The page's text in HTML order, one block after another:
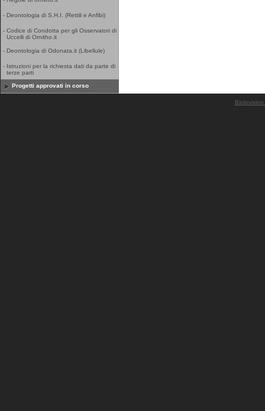
- Deontologia di S.H.I. (Rettili e Anfibi)
- Codice di Condotta per gli Osservatori di
Uccelli di Ornitho.it
- Deontologia di Odonata.it (Libellule)
- Istruzioni per la richiesta dati da parte di
terze parti
Progetti approvati in corso
Biolovision